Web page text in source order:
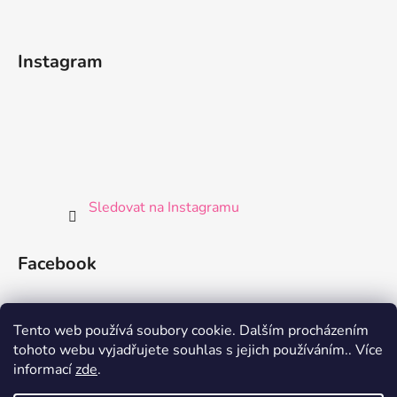
Tento web používá soubory cookie. Dalším procházením
tohoto webu vyjadřujete souhlas s jejich používáním.. Více
informacízde.
Instagram
Sledovat na Instagramu
Facebook